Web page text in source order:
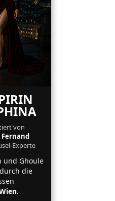
von
Experte
und Ghoule
die
.